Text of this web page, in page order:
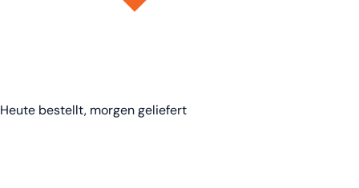
Heute bestellt, morgen geliefert